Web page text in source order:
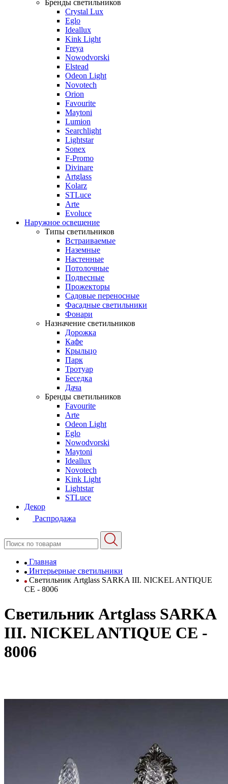
Бренды светильников
Crystal Lux
Eglo
Ideallux
Kink Light
Freya
Nowodvorski
Elstead
Odeon Light
Novotech
Orion
Favourite
Maytoni
Lumion
Searchlight
Lightstar
Sonex
F-Promo
Divinare
Artglass
Kolarz
STLuce
Arte
Evoluce
Наружное освещение
Типы светильников
Встраиваемые
Наземные
Настенные
Потолочные
Подвесные
Прожекторы
Садовые переносные
Фасадные светильники
Фонари
Назначение светильников
Дорожка
Кафе
Крыльцо
Парк
Тротуар
Беседка
Дача
Бренды светильников
Favourite
Arte
Odeon Light
Eglo
Nowodvorski
Maytoni
Ideallux
Novotech
Kink Light
Lightstar
STLuce
Декор
Распродажа
Главная
Интерьерные светильники
Светильник Artglass SARKA III. NICKEL ANTIQUE
CE - 8006
Светильник Artglass SARKA
III. NICKEL ANTIQUE CE -
8006